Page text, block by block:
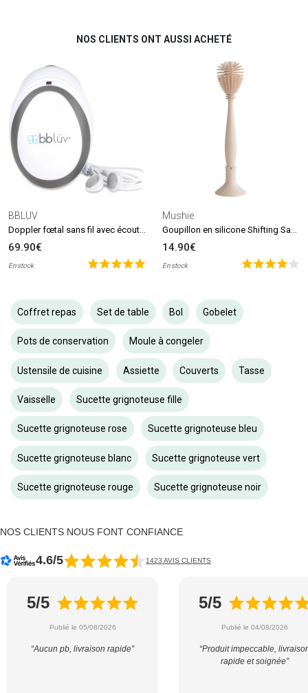
NOS CLIENTS ONT AUSSI ACHETÉ
BBLUV
69.90€
En stock
Mushie
14.90€
En stock
Coffret repas Set de table Bol Gobelet
Pots de conservation Moule à congeler
Ustensile de cuisine Assiette Couverts Tasse
Vaisselle Sucette grignoteuse fille
Sucette grignoteuse rose Sucette grignoteuse bleu
Sucette grignoteuse blanc Sucette grignoteuse vert
Sucette grignoteuse rouge Sucette grignoteuse noir
NOS CLIENTS NOUS FONT CONFIANCE
4.6/5 1423 AVIS CLIENTS
5/5
Publié le 05/08/2026
“Aucun pb, livraison rapide”
5/5
Publié le 04/08/2026
“Produit impeccable,
rapide et soignée”